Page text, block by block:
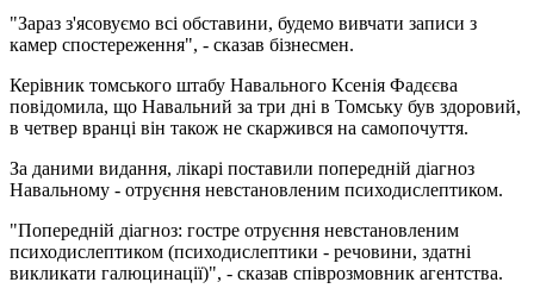
"Зараз з'ясовуємо всі обставини, будемо вивчати записи з
камер спостереження", - сказав бізнесмен.
Керівник томського штабу Навального Ксенія Фадєєва
повідомила, що Навальний за три дні в Томську був здоровий,
в четвер вранці він також не скаржився на самопочуття.
За даними видання, лікарі поставили попередній діагноз
Навальному - отруєння невстановленим психодиcлептиком.
"Попередній діагноз: гостре отруєння невстановленим
психодиcлептиком (психодиcлептики - речовини, здатні
викликати галюцинації)", - сказав співрозмовник агентства.